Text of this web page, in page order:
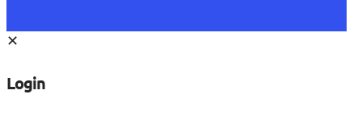
✕
Login